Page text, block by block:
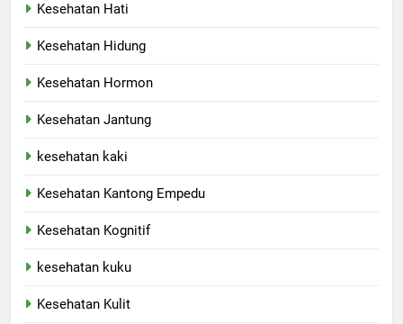
Kesehatan Hati
Kesehatan Hidung
Kesehatan Hormon
Kesehatan Jantung
kesehatan kaki
Kesehatan Kantong Empedu
Kesehatan Kognitif
kesehatan kuku
Kesehatan Kulit